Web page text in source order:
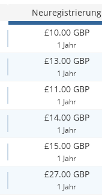
Neuregistrierung
£10.00 GBP
1 Jahr
£13.00 GBP
1 Jahr
£11.00 GBP
1 Jahr
£14.00 GBP
1 Jahr
£15.00 GBP
1 Jahr
£27.00 GBP
1 Jahr